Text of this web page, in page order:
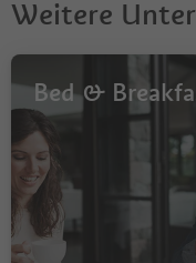
9
11
12
13
14
15
16
18
19
Weitere
Bed &